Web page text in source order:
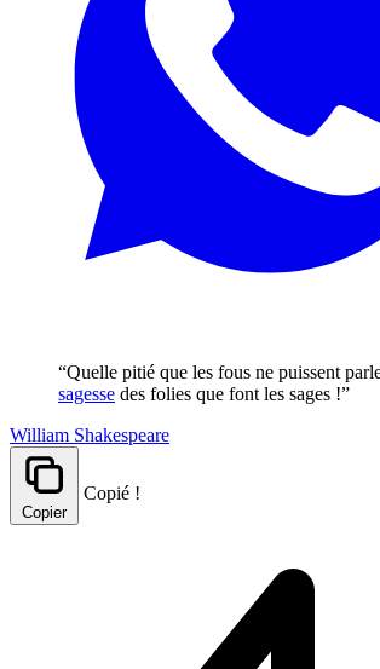
“Quelle pitié que les fous ne puissent
sagesse des folies que font les sages !”
William Shakespeare
Copier
Copié !